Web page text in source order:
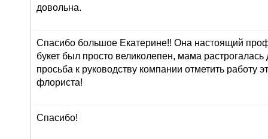
довольна.
Спасибо большое Екатерине!! Она настоящий
букет был просто великолепен, мама
просьба к руководству компании отметить работу
флориста!
Спасибо!